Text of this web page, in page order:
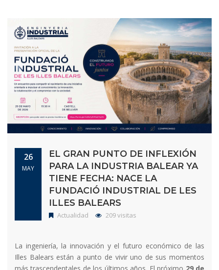
26
MAY
EL GRAN PUNTO DE INFLEXIÓN
PARA LA INDUSTRIA BALEAR YA
TIENE FECHA: NACE LA
FUNDACIÓ INDUSTRIAL DE LES
ILLES BALEARS
Actualidad 209 visitas
La ingeniería, la innovación y el futuro económico de las
Illes Balears están a punto de vivir uno de sus momentos